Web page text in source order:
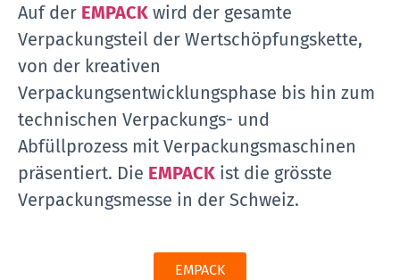
Auf der EMPACK wird der gesamte
Verpackungsteil der Wertschöpfungskette,
von der kreativen
Verpackungsentwicklungsphase bis hin zum
technischen Verpackungs- und
Abfüllprozess mit Verpackungsmaschinen
präsentiert. Die EMPACK ist die grösste
Verpackungsmesse in der Schweiz.
EMPACK